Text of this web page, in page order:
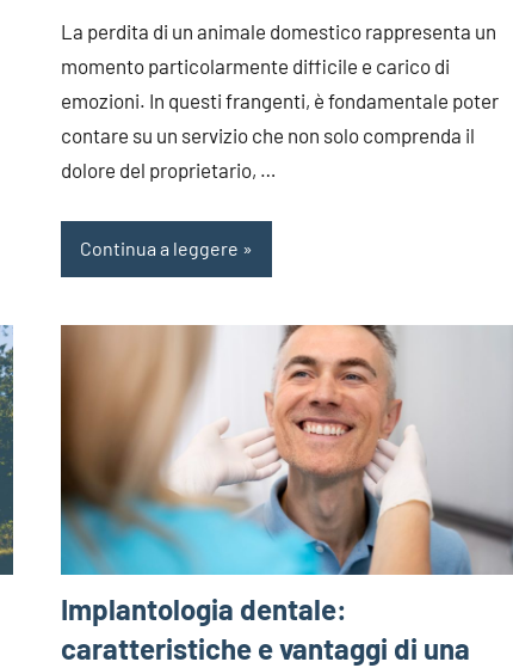
La perdita di un animale domestico rappresenta un
momento particolarmente difficile e carico di
emozioni. In questi frangenti, è fondamentale poter
contare su un servizio che non solo comprenda il
dolore del proprietario, …
Continua a leggere
Implantologia dentale:
caratteristiche e vantaggi di una